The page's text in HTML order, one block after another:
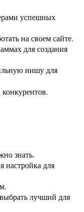
успешных
на своем сайте.
для создания
нишу для
конкурентов.
знать.
настройка для
лучший для